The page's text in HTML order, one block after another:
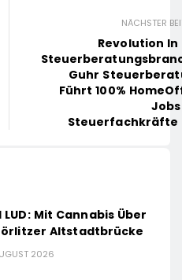
NÄCHSTER
Revolution In
Guhr
Führt 100%
Steuerfachkräfte
LUD: Mit Cannabis Über
Altstadtbrücke
2026